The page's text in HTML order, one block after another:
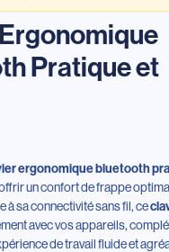
Pratique et
ergonomique bluetooth
un confort de frappe
à sa connectivité sans fil, ce
avec vos appareils,
de travail fluide et